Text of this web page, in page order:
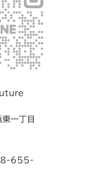
一丁目
655-